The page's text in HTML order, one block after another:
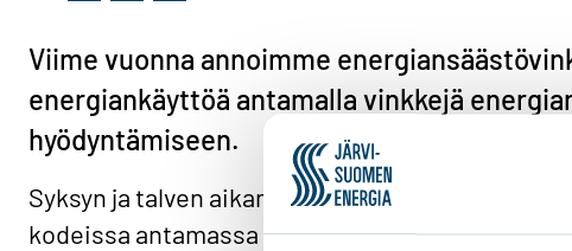
Viime vuonna annoimme
energiankäyttöä antamalla vinkkejä
hyödyntämiseen.
Syksyn ja talven aikana Vilja vierailee
kodeissa antamassa vinkkejä